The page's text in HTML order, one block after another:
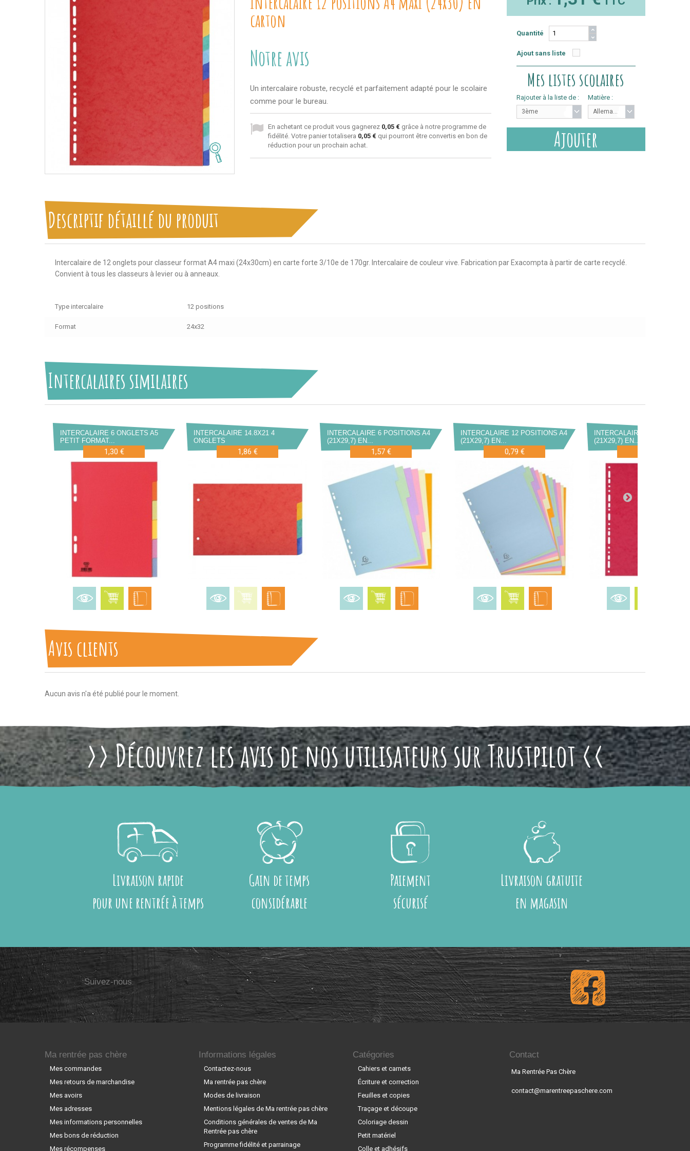
carton
Notre avis
Un intercalaire robuste, recyclé et parfaitement adapté pour le scolaire
comme pour le bureau.
En achetant ce produit vous gagnerez 0,05 €grâce à notre programme de
fidélité. Votre panier totalisera 0,05 €qui pourront être convertis en bon de
réduction pour un prochain achat.
Quantité
Ajout sans liste
Mes listes scolaires
Rajouter à la liste de :
3ème
Matière :
Allemand
Ajouter
Descriptif détaillé du produit
Intercalaire de 12 onglets pour classeur format A4 maxi (24x30cm) en carte forte 3/10e de 170gr. Intercalaire de couleur vive. Fabrication par Exacompta à partir de carte recyclé.
Convient à tous les classeurs à levier ou à anneaux.
Type intercalaire 12 positions
Format 24x32
Intercalaires similaires
INTERCALAIRE 6 ONGLETS A5
PETIT FORMAT...
1,30 €
INTERCALAIRE 14.8X21 4
ONGLETS
1,86 €
INTERCALAIRE 6 POSITIONS A4
(21X29,7) EN...
1,57 €
INTERCALAIRE 12 POSITIONS A4
(21X29,7) EN...
0,79 €
INTERCALAIRE 6 POSITIONS
(21X29,7) EN...
Avis clients
Aucun avis n'a été publié pour le moment.
>> Découvrez les avis de nos utilisateurs sur Trustpilot <<
Livraison rapide
pour une rentrée à temps
Gain de temps
considérable
Paiement
sécurisé
Livraison gratuite
en magasin
Suivez-nous
Ma rentrée pas chère
Mes commandes
Mes retours de marchandise
Mes avoirs
Mes adresses
Mes informations personnelles
Mes bons de réduction
Mes récompenses
Informations légales
Contactez-nous
Ma rentrée pas chère
Modes de livraison
Mentions légales de Ma rentrée pas chère
Conditions générales de ventes de Ma
Rentrée pas chère
Programme fidélité et parrainage
Catégories
Cahiers et carnets
Écriture et correction
Feuilles et copies
Traçage et découpe
Coloriage dessin
Petit matériel
Colle et adhésifs
Contact
Ma Rentrée Pas Chère
contact@marentreepaschere.com